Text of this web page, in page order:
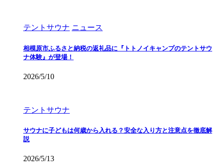
テントサウナ ニュース
相模原市ふるさと納税の返礼品に『トトノイキャンプのテントサウ
ナ体験』が登場！
2026/5/10
テントサウナ
サウナに子どもは何歳から入れる？安全な入り方と注意点を徹底解
説
2026/5/13